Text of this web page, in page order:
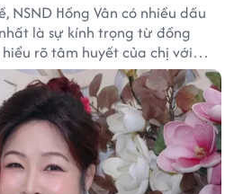
NSND Hồng Vân có nhiều dấu
là sự kính trọng từ đồng
rõ tâm huyết của chị với